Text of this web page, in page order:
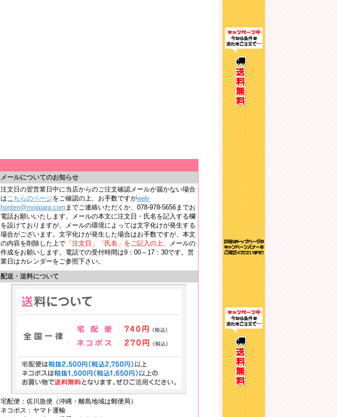
メールについてのお知らせ
注文日の翌営業日中に当店からのご注文確認メールが届かない場合
はこちらのページをご確認の上、お手数ですがweb-
honten@mojipara.com までご連絡いただくか、078-978-5656までお
電話お願いいたします。メールの本文に注文日・氏名を記入する欄
を設けておりますが、メールの環境によっては文字化けが発生する
場合がございます。文字化けが発生した場合はお手数ですが、本文
の内容を削除した上で 「注文日」「氏名」をご記入の上、
メールの
作成をお願いします。電話での受付時間は9：00～17：30です。営
業日はカレンダーをご参照下さい。
配送・送料について
宅配便：佐川急便（沖縄・離島地域は郵便局）
ネコポス：ヤマト運輸